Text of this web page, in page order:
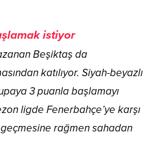
istiyor
Beşiktaş da
katılıyor. Siyah-beyazlı
3 puanla başlamayı
ligde Fenerbahçe’ye karşı
rağmen sahadan